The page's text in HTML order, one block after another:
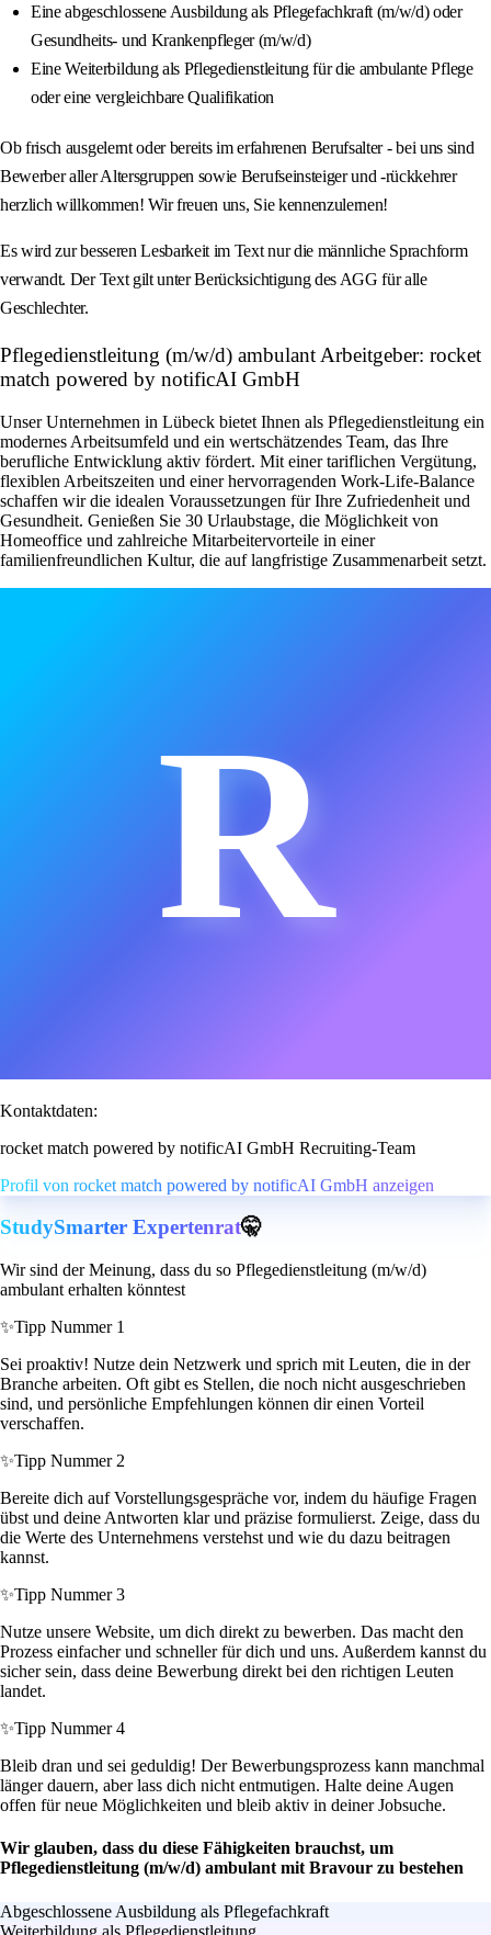
Eine abgeschlossene Ausbildung als Pflegefachkraft (m/w/d) oder
Gesundheits- und Krankenpfleger (m/w/d)
Eine Weiterbildung als Pflegedienstleitung für die ambulante Pflege
oder eine vergleichbare Qualifikation
Ob frisch ausgelernt oder bereits im erfahrenen Berufsalter - bei uns sind
Bewerber aller Altersgruppen sowie Berufseinsteiger und -rückkehrer
herzlich willkommen! Wir freuen uns, Sie kennenzulernen!
Es wird zur besseren Lesbarkeit im Text nur die männliche Sprachform
verwandt. Der Text gilt unter Berücksichtigung des AGG für alle
Geschlechter.
Pflegedienstleitung (m/w/d) ambulant Arbeitgeber: rocket
match powered by notificAI GmbH
Unser Unternehmen in Lübeck bietet Ihnen als Pflegedienstleitung ein
modernes Arbeitsumfeld und ein wertschätzendes Team, das Ihre
berufliche Entwicklung aktiv fördert. Mit einer tariflichen Vergütung,
flexiblen Arbeitszeiten und einer hervorragenden Work-Life-Balance
schaffen wir die idealen Voraussetzungen für Ihre Zufriedenheit und
Gesundheit. Genießen Sie 30 Urlaubstage, die Möglichkeit von
Homeoffice und zahlreiche Mitarbeitervorteile in einer
familienfreundlichen Kultur, die auf langfristige Zusammenarbeit setzt.
R
Kontaktdaten:
rocket match powered by notificAI GmbH Recruiting-Team
Profil von rocket match powered by notificAI GmbH anzeigen
StudySmarter Expertenrat🤫
Wir sind der Meinung, dass du so Pflegedienstleitung (m/w/d)
ambulant erhalten könntest
✨Tipp Nummer 1
Sei proaktiv! Nutze dein Netzwerk und sprich mit Leuten, die in der
Branche arbeiten. Oft gibt es Stellen, die noch nicht ausgeschrieben
sind, und persönliche Empfehlungen können dir einen Vorteil
verschaffen.
✨Tipp Nummer 2
Bereite dich auf Vorstellungsgespräche vor, indem du häufige Fragen
übst und deine Antworten klar und präzise formulierst. Zeige, dass du
die Werte des Unternehmens verstehst und wie du dazu beitragen
kannst.
✨Tipp Nummer 3
Nutze unsere Website, um dich direkt zu bewerben. Das macht den
Prozess einfacher und schneller für dich und uns. Außerdem kannst du
sicher sein, dass deine Bewerbung direkt bei den richtigen Leuten
landet.
✨Tipp Nummer 4
Bleib dran und sei geduldig! Der Bewerbungsprozess kann manchmal
länger dauern, aber lass dich nicht entmutigen. Halte deine Augen
offen für neue Möglichkeiten und bleib aktiv in deiner Jobsuche.
Wir glauben, dass du diese Fähigkeiten brauchst, um
Pflegedienstleitung (m/w/d) ambulant mit Bravour zu bestehen
Abgeschlossene Ausbildung als Pflegefachkraft
Weiterbildung als Pflegedienstleitung